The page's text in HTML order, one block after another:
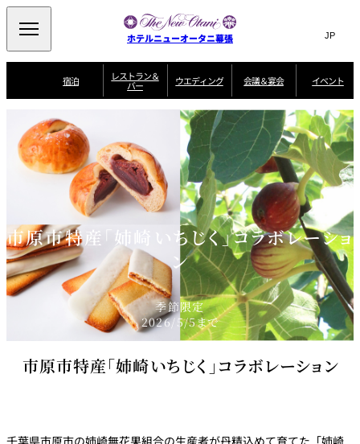
ホテルニューオータニ幕張 Search
サ
ト
内
検
索
窓
を
開
閉
言
切
替
え
メ
ニ
ュ
ー
を
開
閉
JP(日本語)
EN
Select Language▼
宿泊
客
室
一
覧
ラ
ン
一
覧
ニューオータニク
ラブ会員限定
スイートご宿泊特
典
誕生日や記念日の
お祝いに
～アニバーサリー 朝食
～BREAKFAST～
ルームサービス
～ROOM SERVICE
～
よ
レストラン＆
バー
SATSUKI ザ・ラウンジ
オールデイダイニング
SATSUKI
季処（日本料理）
千羽鶴 山茶花 一心
鉄板焼
ウエディング
ウ
エ
デ
ィ
ン
グ
トップページ コンセプト
ウエディングスタ
イル
挙式 披露宴 料理・ケーキ
ウエディングスト
独立型邸宅 資料請求
よくあるご質問
ホテルへのアクセ
ス
会議＆宴会
会
議
＆
選ばれる理由
宴
会
場
プ
ラ
ン
一
覧
記念日・お祝いで
のご利用に
【宴会用】テイク
アウトメニュー
と
オ
プ
シ
ョ
ン
イベント
市原市特産「姉崎いちじく」コラボレーショ
ン
季節限定
2026/5/5まで
市原市特産「姉崎いちじく」コラボレーション